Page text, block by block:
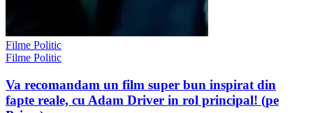
Filme Politic
Filme Politic
Va recomandam un film super bun inspirat din
fapte reale, cu Adam Driver in rol principal! (pe